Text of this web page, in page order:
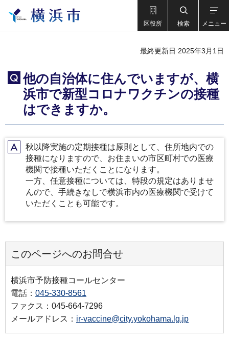
区役所 検索 メニュー
最終更新日 2025年3月1日
Q
他の自治体に住んでいますが、横
浜市で新型コロナワクチンの接種
はできますか。
A秋以降実施の定期接種は原則として、住所地内での
接種になりますので、お住まいの市区町村での医療
機関で接種いただくことになります。
一方、任意接種については、特段の規定はありませ
んので、手続きなしで横浜市内の医療機関で受けて
いただくことも可能です。
このページへのお問合せ
横浜市予防接種コールセンター
電話： 045-330-8561
ファクス：045-664-7296
メールアドレス： ir-vaccine@city.yokohama.lg.jp